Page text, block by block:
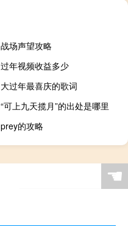
战场声望攻略
过年视频收益多少
大过年最喜庆的歌词
“可上九天揽月”的出处是哪里
prey的攻略
☚